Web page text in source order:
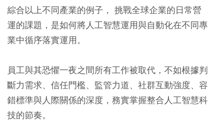
綜合以上不同產業的例子， 挑戰全球企業的日常營
運的課題，是如何將人工智慧運用與自動化在不同專
業中循序落實運用。
員工與其恐懼一夜之間所有工作被取代，不如根據判
斷力需求、信任門檻、監管力道、社群互動強度、容
錯標準與人際關係的深度，務實掌握整合人工智慧科
技的節奏。